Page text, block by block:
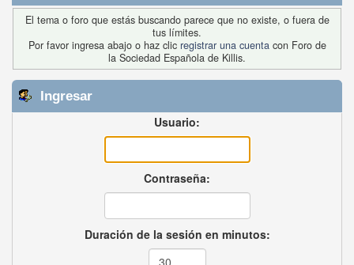
El tema o foro que estás buscando parece que no existe, o fuera de
tus límites.
Por favor ingresa abajo o haz clic registrar una cuentacon Foro de
la Sociedad Española de Killis.
Ingresar
Usuario:
Contraseña:
Duración de la sesión en minutos: